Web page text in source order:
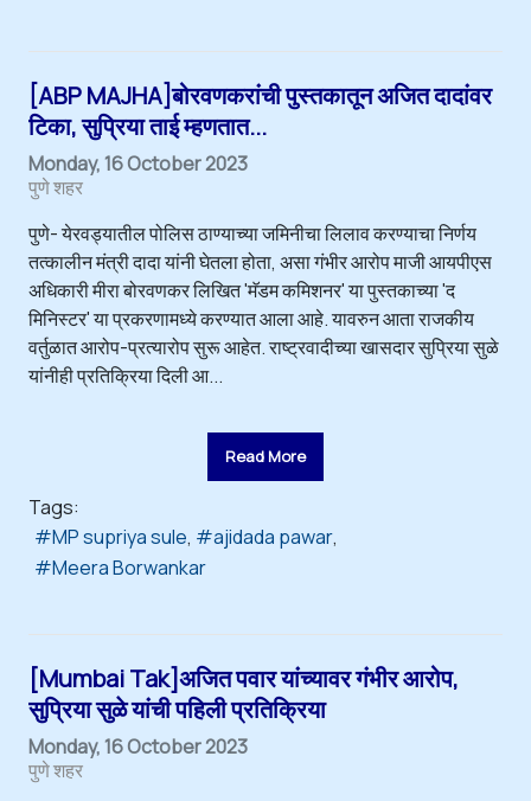
[ABP MAJHA]बोरवणकरांची पुस्तकातून अजित दादांवर
टिका, सुप्रिया ताई म्हणतात...
Monday, 16 October 2023
पुणे शहर
पुणे- येरवड्यातील पोलिस ठाण्याच्या जमिनीचा लिलाव करण्याचा निर्णय
तत्कालीन मंत्री दादा यांनी घेतला होता, असा गंभीर आरोप माजी आयपीएस
अधिकारी मीरा बोरवणकर लिखित 'मॅडम कमिशनर' या पुस्तकाच्या 'द
मिनिस्टर' या प्रकरणामध्ये करण्यात आला आहे. यावरुन आता राजकीय
वर्तुळात आरोप-प्रत्यारोप सुरू आहेत. राष्ट्रवादीच्या खासदार सुप्रिया सुळे
यांनीही प्रतिक्रिया दिली आ...
Read More
Tags:
MP supriya sule
ajidada pawar
Meera Borwankar
[Mumbai Tak]अजित पवार यांच्यावर गंभीर आरोप,
सुप्रिया सुळे यांची पहिली प्रतिक्रिया
Monday, 16 October 2023
पुणे शहर